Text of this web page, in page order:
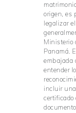
origen, es
legalizar
Ministerio
Panamá.
embajada
entender
incluir
certificado